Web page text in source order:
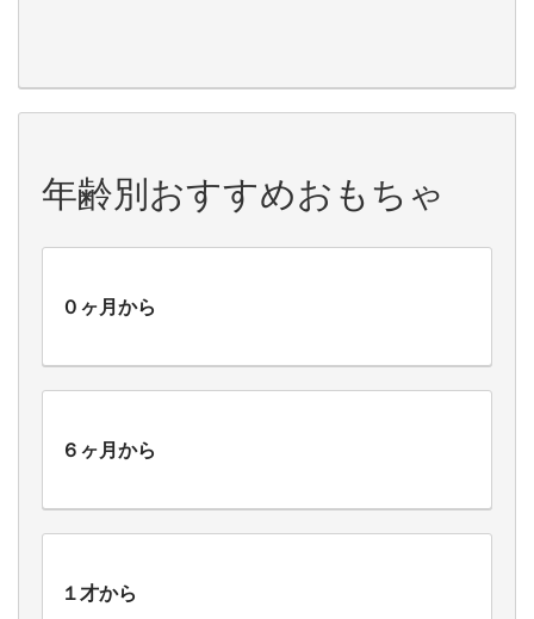
年齢別おすすめおもちゃ
０ヶ月から
６ヶ月から
１才から